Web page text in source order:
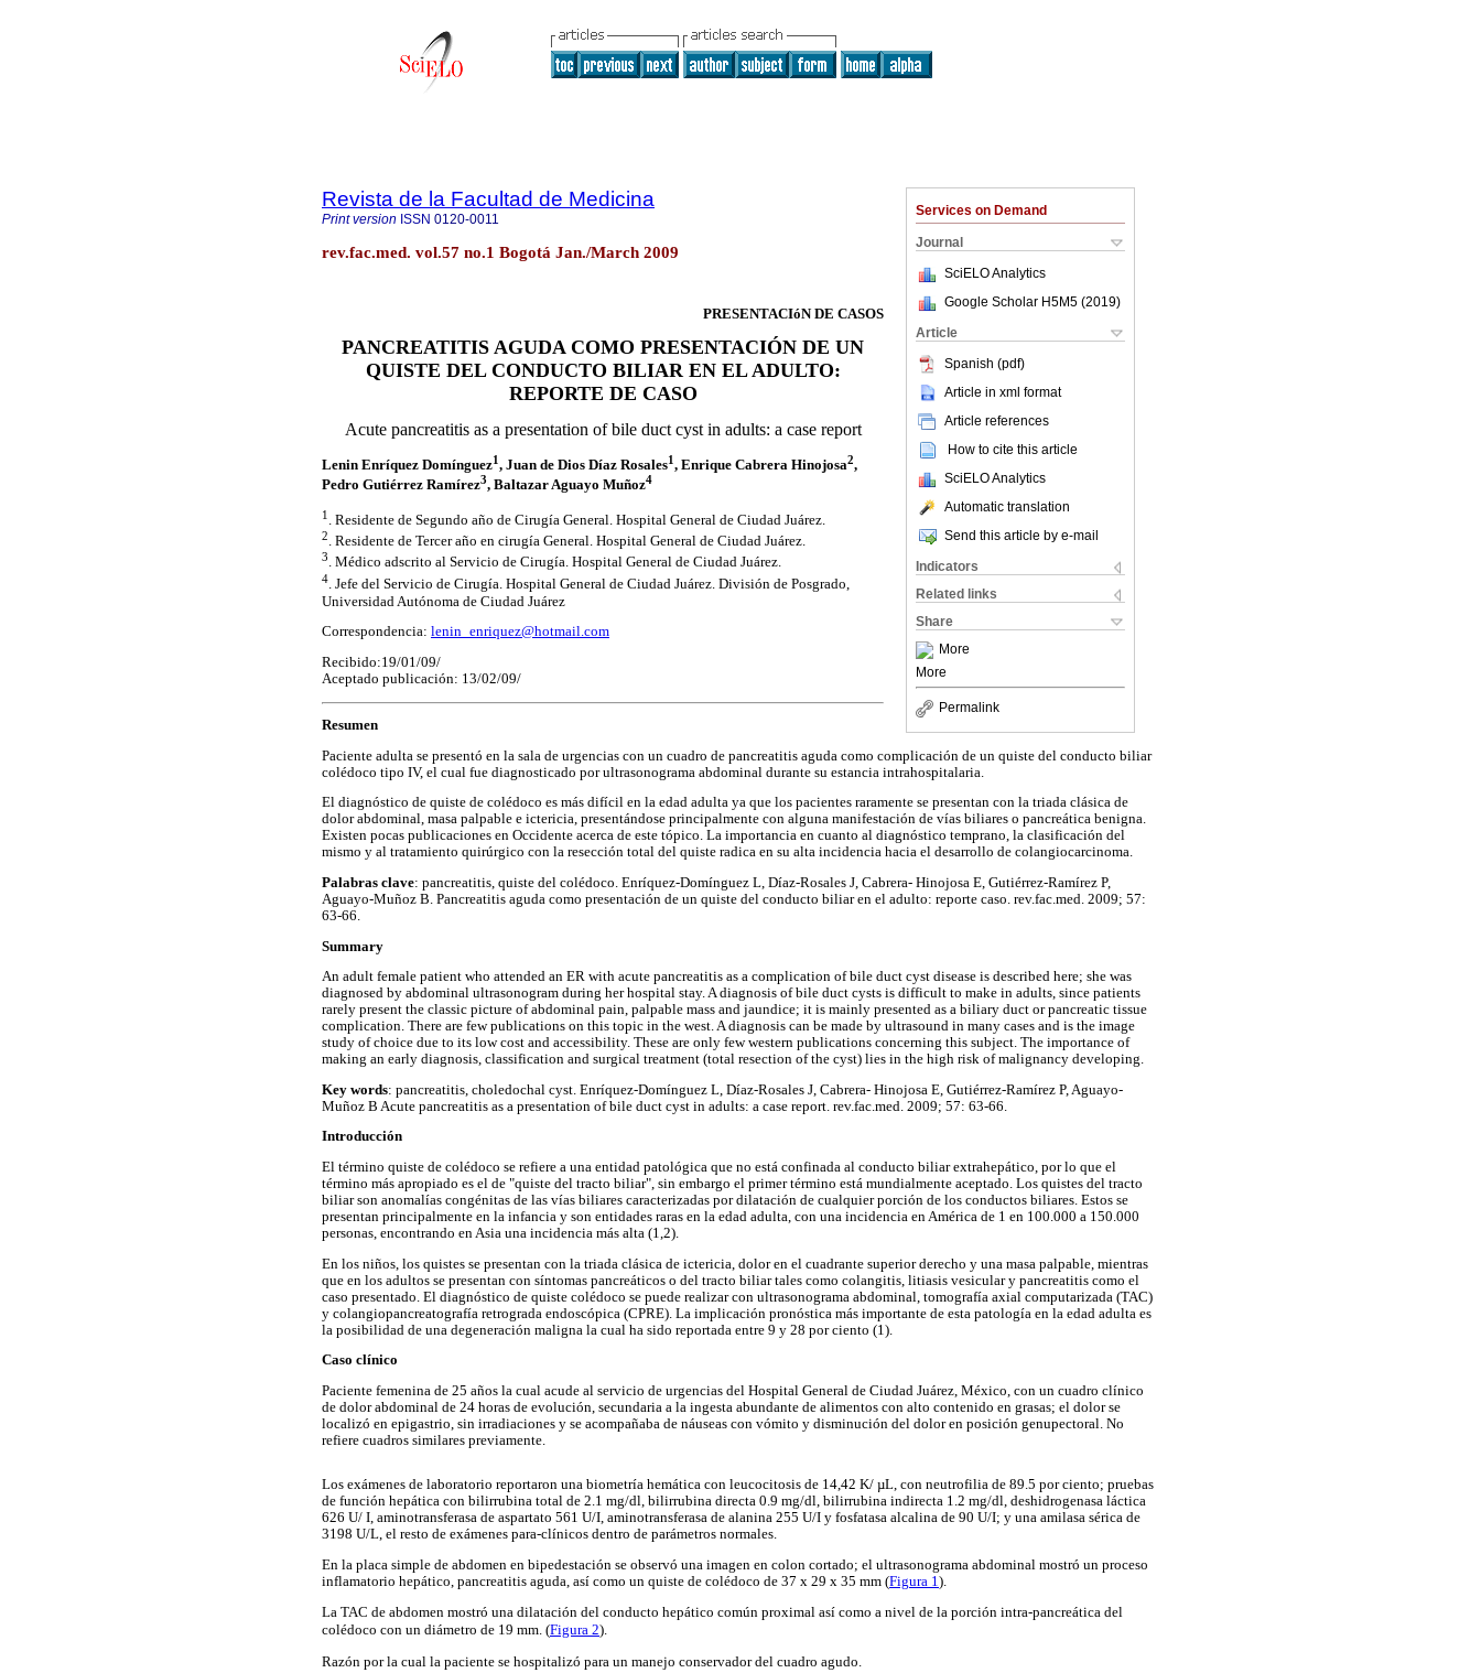
Services on Demand
Journal
SciELO Analytics
Google Scholar H5M5 (2019)
Article
Spanish (pdf)
Article in xml format
Article references
How to cite this article
SciELO Analytics
Automatic translation
Send this article by e-mail
Indicators
Related links
Share
More
More
Permalink
Revista de la Facultad de Medicina
Print version ISSN 0120-0011
rev.fac.med. vol.57 no.1 Bogotá Jan./March 2009
PRESENTACIóN DE CASOS
PANCREATITIS AGUDA COMO PRESENTACIÓN DE UN
QUISTE DEL CONDUCTO BILIAR EN EL ADULTO:
REPORTE DE CASO
Acute pancreatitis as a presentation of bile duct cyst in adults: a case report
Lenin Enríquez Domínguez1, Juan de Dios Díaz Rosales1, Enrique Cabrera Hinojosa2,
Pedro Gutiérrez Ramírez3, Baltazar Aguayo Muñoz4
1 . Residente de Segundo año de Cirugía General. Hospital General de Ciudad Juárez.
2. Residente de Tercer año en cirugía General. Hospital General de Ciudad Juárez.
3. Médico adscrito al Servicio de Cirugía. Hospital General de Ciudad Juárez.
4 . Jefe del Servicio de Cirugía. Hospital General de Ciudad Juárez. División de Posgrado,
Universidad Autónoma de Ciudad Juárez
Correspondencia: lenin_enriquez@hotmail.com
Recibido:19/01/09/
Aceptado publicación: 13/02/09/
Resumen
Paciente adulta se presentó en la sala de urgencias con un cuadro de pancreatitis aguda como complicación de un quiste del conducto biliar
colédoco tipo IV, el cual fue diagnosticado por ultrasonograma abdominal durante su estancia intrahospitalaria.
El diagnóstico de quiste de colédoco es más difícil en la edad adulta ya que los pacientes raramente se presentan con la triada clásica de
dolor abdominal, masa palpable e ictericia, presentándose principalmente con alguna manifestación de vías biliares o pancreática benigna.
Existen pocas publicaciones en Occidente acerca de este tópico. La importancia en cuanto al diagnóstico temprano, la clasificación del
mismo y al tratamiento quirúrgico con la resección total del quiste radica en su alta incidencia hacia el desarrollo de colangiocarcinoma.
Palabras clave: pancreatitis, quiste del colédoco. Enríquez-Domínguez L, Díaz-Rosales J, Cabrera- Hinojosa E, Gutiérrez-Ramírez P,
Aguayo-Muñoz B. Pancreatitis aguda como presentación de un quiste del conducto biliar en el adulto: reporte caso. rev.fac.med. 2009; 57:
63-66.
Summary
An adult female patient who attended an ER with acute pancreatitis as a complication of bile duct cyst disease is described here; she was
diagnosed by abdominal ultrasonogram during her hospital stay. A diagnosis of bile duct cysts is difficult to make in adults, since patients
rarely present the classic picture of abdominal pain, palpable mass and jaundice; it is mainly presented as a biliary duct or pancreatic tissue
complication. There are few publications on this topic in the west. A diagnosis can be made by ultrasound in many cases and is the image
study of choice due to its low cost and accessibility. These are only few western publications concerning this subject. The importance of
making an early diagnosis, classification and surgical treatment (total resection of the cyst) lies in the high risk of malignancy developing.
Key words: pancreatitis, choledochal cyst. Enríquez-Domínguez L, Díaz-Rosales J, Cabrera- Hinojosa E, Gutiérrez-Ramírez P, Aguayo-
Muñoz B Acute pancreatitis as a presentation of bile duct cyst in adults: a case report. rev.fac.med. 2009; 57: 63-66.
Introducción
El término quiste de colédoco se refiere a una entidad patológica que no está confinada al conducto biliar extrahepático, por lo que el
término más apropiado es el de "quiste del tracto biliar", sin embargo el primer término está mundialmente aceptado. Los quistes del tracto
biliar son anomalías congénitas de las vías biliares caracterizadas por dilatación de cualquier porción de los conductos biliares. Estos se
presentan principalmente en la infancia y son entidades raras en la edad adulta, con una incidencia en América de 1 en 100.000 a 150.000
personas, encontrando en Asia una incidencia más alta (1,2).
En los niños, los quistes se presentan con la triada clásica de ictericia, dolor en el cuadrante superior derecho y una masa palpable, mientras
que en los adultos se presentan con síntomas pancreáticos o del tracto biliar tales como colangitis, litiasis vesicular y pancreatitis como el
caso presentado. El diagnóstico de quiste colédoco se puede realizar con ultrasonograma abdominal, tomografía axial computarizada (TAC)
y colangiopancreatografía retrograda endoscópica (CPRE). La implicación pronóstica más importante de esta patología en la edad adulta es
la posibilidad de una degeneración maligna la cual ha sido reportada entre 9 y 28 por ciento (1).
Caso clínico
Paciente femenina de 25 años la cual acude al servicio de urgencias del Hospital General de Ciudad Juárez, México, con un cuadro clínico
de dolor abdominal de 24 horas de evolución, secundaria a la ingesta abundante de alimentos con alto contenido en grasas; el dolor se
localizó en epigastrio, sin irradiaciones y se acompañaba de náuseas con vómito y disminución del dolor en posición genupectoral. No
refiere cuadros similares previamente.
Los exámenes de laboratorio reportaron una biometría hemática con leucocitosis de 14,42 K/ µL, con neutrofilia de 89.5 por ciento; pruebas
de función hepática con bilirrubina total de 2.1 mg/dl, bilirrubina directa 0.9 mg/dl, bilirrubina indirecta 1.2 mg/dl, deshidrogenasa láctica
626 U/ I, aminotransferasa de aspartato 561 U/I, aminotransferasa de alanina 255 U/I y fosfatasa alcalina de 90 U/I; y una amilasa sérica de
3198 U/L, el resto de exámenes para-clínicos dentro de parámetros normales.
En la placa simple de abdomen en bipedestación se observó una imagen en colon cortado; el ultrasonograma abdominal mostró un proceso
inflamatorio hepático, pancreatitis aguda, así como un quiste de colédoco de 37 x 29 x 35 mm (Figura 1 ).
La TAC de abdomen mostró una dilatación del conducto hepático común proximal así como a nivel de la porción intra-pancreática del
colédoco con un diámetro de 19 mm. (Figura 2).
Razón por la cual la paciente se hospitalizó para un manejo conservador del cuadro agudo.